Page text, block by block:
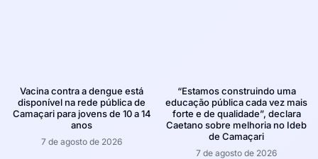
Vacina contra a dengue está
disponível na rede pública de
Camaçari para jovens de 10 a 14
anos
7 de agosto de 2026
“Estamos construindo uma
educação pública cada vez mais
forte e de qualidade”, declara
Caetano sobre melhoria no Ideb
de Camaçari
7 de agosto de 2026